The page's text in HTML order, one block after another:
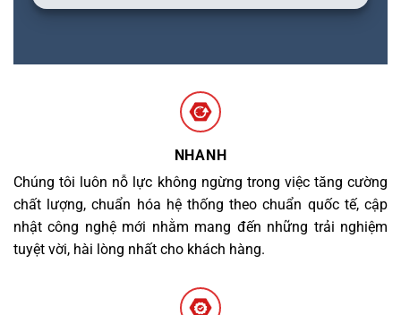
NHANH
Chúng tôi luôn nỗ lực không ngừng trong việc tăng cường
chất lượng, chuẩn hóa hệ thống theo chuẩn quốc tế, cập
nhật công nghệ mới nhằm mang đến những trải nghiệm
tuyệt vời, hài lòng nhất cho khách hàng.